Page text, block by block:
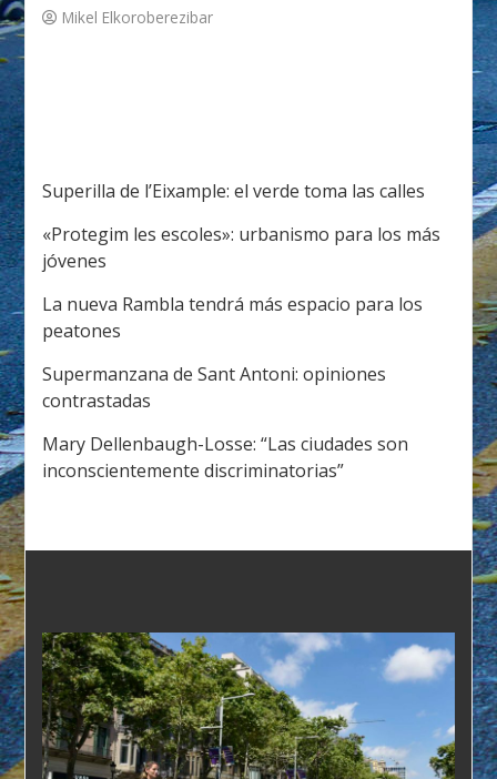
Mikel Elkoroberezibar
Superilla de l’Eixample: el verde toma las calles
«Protegim les escoles»: urbanismo para los más
jóvenes
La nueva Rambla tendrá más espacio para los
peatones
Supermanzana de Sant Antoni: opiniones
contrastadas
Mary Dellenbaugh-Losse: “Las ciudades son
inconscientemente discriminatorias”